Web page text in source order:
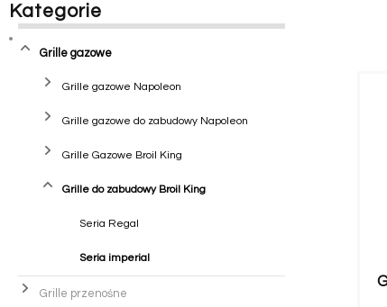
Kategorie
Grille gazowe
Grille gazowe Napoleon
Grille gazowe do zabudowy Napoleon
Grille Gazowe Broil King
Grille do zabudowy Broil King
Seria Regal
Seria imperial
Grille przenośne